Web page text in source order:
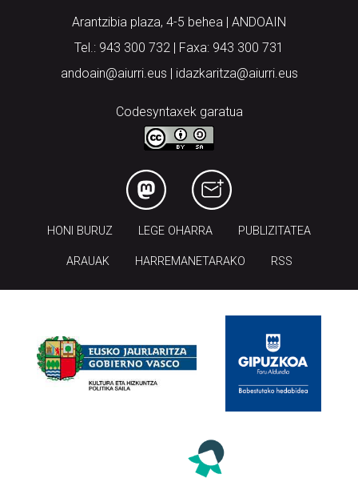
Arantzibia plaza, 4-5 behea | ANDOAIN
Tel.: 943 300 732 | Faxa: 943 300 731
andoain@aiurri.eus | idazkaritza@aiurri.eus
Codesyntaxek garatua
HONI BURUZ LEGE OHARRA PUBLIZITATEA
ARAUAK HARREMANETARAKO RSS